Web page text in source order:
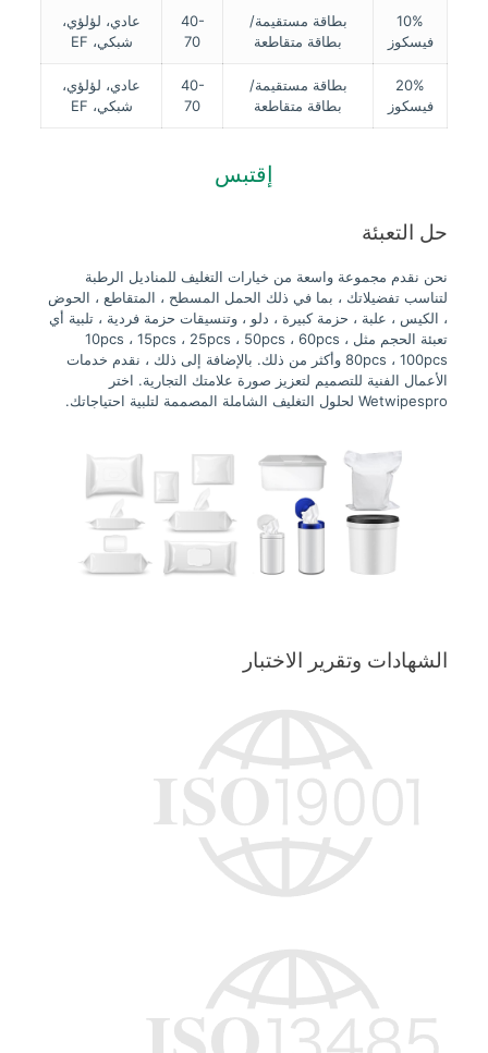
10%
فيسكوز
بطاقة مستقيمة/
بطاقة متقاطعة
40-
70
عادي، لؤلؤي،
شبكي، EF
20%
فيسكوز
بطاقة مستقيمة/
بطاقة متقاطعة
40-
70
عادي، لؤلؤي،
شبكي، EF
إقتبس
حل التعبئة
نحن نقدم مجموعة واسعة من خيارات التغليف للمناديل الرطبة
لتناسب تفضيلاتك ، بما في ذلك الحمل المسطح ، المتقاطع ، الحوض
، الكيس ، علبة ، حزمة كبيرة ، دلو ، وتنسيقات حزمة فردية ، تلبية أي
تعبئة الحجم مثل 10pcs ، 15pcs ، 25pcs ، 50pcs ، 60pcs ،
80pcs ، 100pcs وأكثر من ذلك. بالإضافة إلى ذلك ، نقدم خدمات
الأعمال الفنية للتصميم لتعزيز صورة علامتك التجارية. اختر
Wetwipespro لحلول التغليف الشاملة المصممة لتلبية احتياجاتك.
الشهادات وتقرير الاختبار